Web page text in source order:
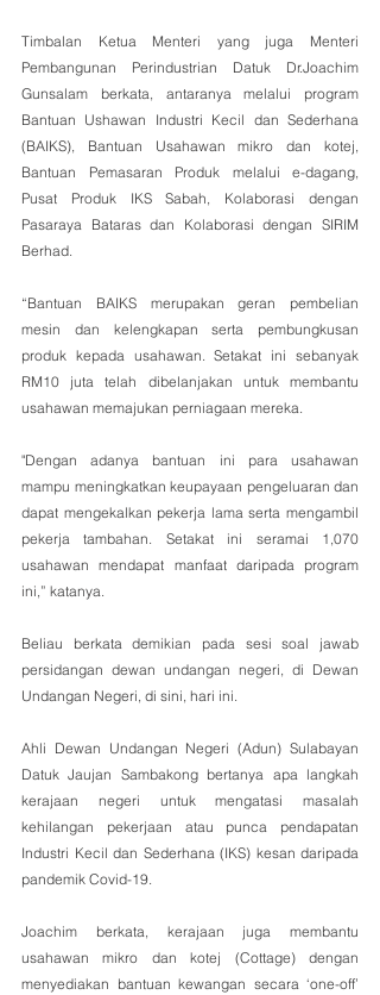
Timbalan Ketua Menteri yang juga Menteri
Pembangunan Perindustrian Datuk Dr.Joachim
Gunsalam berkata, antaranya melalui program
Bantuan Ushawan Industri Kecil dan Sederhana
(BAIKS), Bantuan Usahawan mikro dan kotej,
Bantuan Pemasaran Produk melalui e-dagang,
Pusat Produk IKS Sabah, Kolaborasi dengan
Pasaraya Bataras dan Kolaborasi dengan SIRIM
Berhad.
“Bantuan BAIKS merupakan geran pembelian
mesin dan kelengkapan serta pembungkusan
produk kepada usahawan. Setakat ini sebanyak
RM10 juta telah dibelanjakan untuk membantu
usahawan memajukan perniagaan mereka.
"Dengan adanya bantuan ini para usahawan
mampu meningkatkan keupayaan pengeluaran dan
dapat mengekalkan pekerja lama serta mengambil
pekerja tambahan. Setakat ini seramai 1,070
usahawan mendapat manfaat daripada program
ini,” katanya.
Beliau berkata demikian pada sesi soal jawab
persidangan dewan undangan negeri, di Dewan
Undangan Negeri, di sini, hari ini.
Ahli Dewan Undangan Negeri (Adun) Sulabayan
Datuk Jaujan Sambakong bertanya apa langkah
kerajaan negeri untuk mengatasi masalah
kehilangan pekerjaan atau punca pendapatan
Industri Kecil dan Sederhana (IKS) kesan daripada
pandemik Covid-19.
Joachim berkata, kerajaan juga membantu
usahawan mikro dan kotej (Cottage) dengan
menyediakan bantuan kewangan secara ‘one-off’